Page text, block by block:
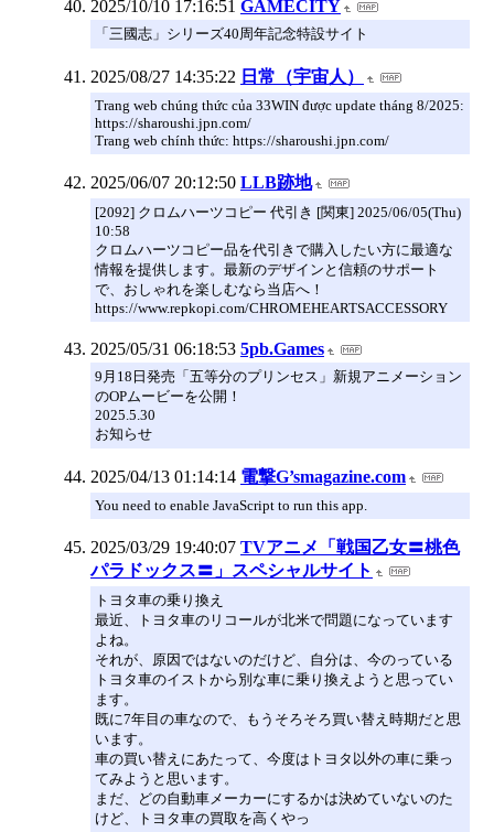
2025/10/10 17:16:51 GAMECITY
「三國志」シリーズ40周年記念特設サイト
2025/08/27 14:35:22 日常（宇宙人）
Trang web chúng thức của 33WIN được update tháng 8/2025:
https://sharoushi.jpn.com/
Trang web chính thức: https://sharoushi.jpn.com/
2025/06/07 20:12:50 LLB跡地
[2092] クロムハーツコピー 代引き [関東] 2025/06/05(Thu)
10:58
クロムハーツコピー品を代引きで購入したい方に最適な
情報を提供します。最新のデザインと信頼のサポート
で、おしゃれを楽しむなら当店へ！
https://www.repkopi.com/CHROMEHEARTSACCESSORY
2025/05/31 06:18:53 5pb.Games
9月18日発売「五等分のプリンセス」新規アニメーション
のOPムービーを公開！
2025.5.30
お知らせ
2025/04/13 01:14:14 電撃G’smagazine.com
You need to enable JavaScript to run this app.
2025/03/29 19:40:07 TVアニメ「戦国乙女〓桃色
パラドックス〓」スペシャルサイト
トヨタ車の乗り換え
最近、トヨタ車のリコールが北米で問題になっています
よね。
それが、原因ではないのだけど、自分は、今のっている
トヨタ車のイストから別な車に乗り換えようと思ってい
ます。
既に7年目の車なので、もうそろそろ買い替え時期だと思
います。
車の買い替えにあたって、今度はトヨタ以外の車に乗っ
てみようと思います。
まだ、どの自動車メーカーにするかは決めていないのた
けど、トヨタ車の買取を高くやっ